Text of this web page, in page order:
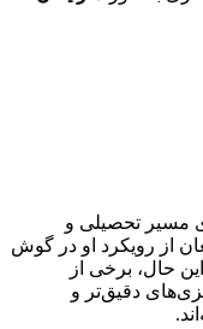
مسیر تحصیلی و
از رویکرد او در گوش
حال، برخی از
دقیق‌تر و